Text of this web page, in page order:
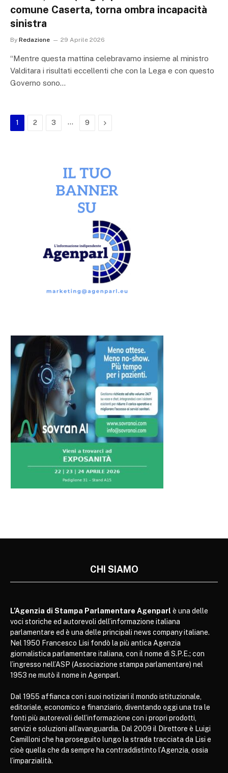
comune Caserta, torna ombra incapacità
sinistra
By Redazione 29 Aprile 2026
“Mentre questa mattina celebravamo insieme al ministro
Valditara i risultati eccellenti che con la Lega e con questo
Governo sono…
1 2 3 … 9 Next
CHI SIAMO
L’Agenzia di Stampa Parlamentare Agenparl è una delle
voci storiche ed autorevoli dell’informazione italiana
parlamentare ed è una delle principali news company italiane.
Nel 1950 Francesco Lisi fondò la più antica Agenzia
giornalistica parlamentare italiana, con il nome di S.P.E.; con
l’ingresso nell’ASP (Associazione stampa parlamentare) nel
1953 ne mutò il nome in Agenparl.
Dal 1955 affianca con i suoi notiziari il mondo istituzionale,
editoriale, economico e finanziario, diventando oggi una tra le
fonti più autorevoli dell’informazione con i propri prodotti,
servizi e soluzioni all’avanguardia. Dal 2009 il Direttore è Luigi
Camilloni che ha proseguito lungo la strada tracciata da Lisi e
cioè quella che da sempre ha contraddistinto l’Agenzia, ossia
l’imparzialità.